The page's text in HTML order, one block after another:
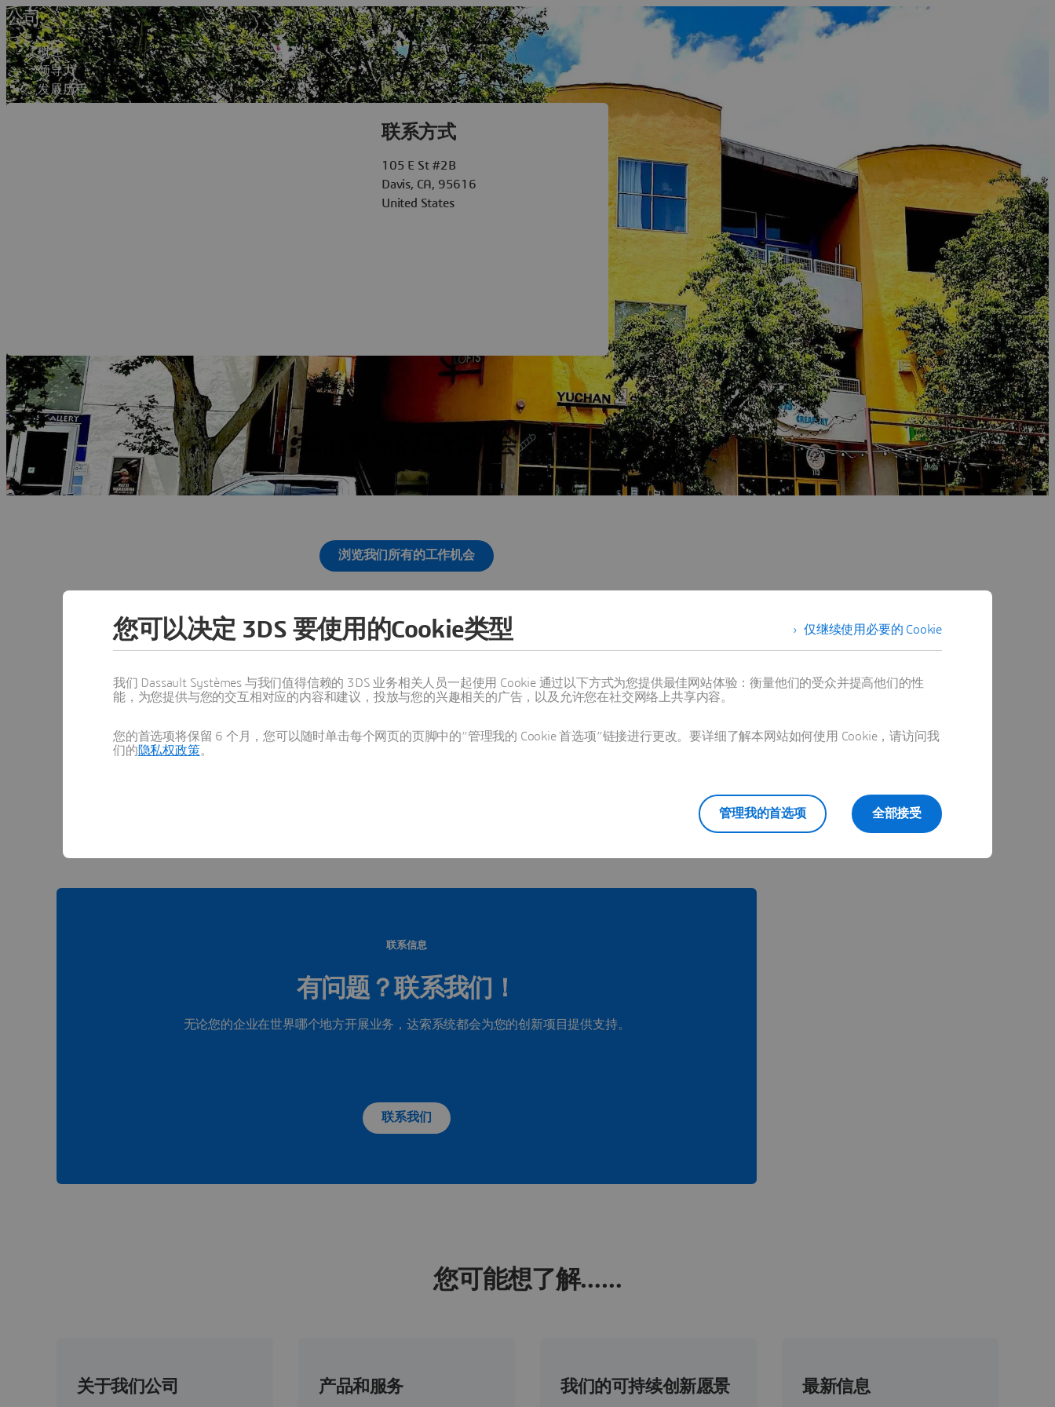
公司
概述
领导力
发展历程
Dassault Systèmes Davis
联系方式
105 E St #2B
Davis, CA, 95616
United States
我们最新的工作机会
浏览我们所有的工作机会
其他地点
联系信息
有问题？联系我们！
无论您的企业在世界哪个地方开展业务，达索系统都会为您的创新项目提供支持。
联系我们
您可能想了解……
关于我们公司 产品和服务 我们的可持续创新愿景 最新信息
仅继续使用必要的 Cookie
您可以决定 3DS 要使用的Cookie类型
我们 Dassault Systèmes 与我们值得信赖的 3DS 业务相关人员一起使用 Cookie 通过以下方式为您提供最佳网站体验：衡量他们的受众并提高他们的性
能，为您提供与您的交互相对应的内容和建议，投放与您的兴趣相关的广告，以及允许您在社交网络上共享内容。
您的首选项将保留 6 个月，您可以随时单击每个网页的页脚中的“管理我的 Cookie 首选项”链接进行更改。要详细了解本网站如何使用 Cookie，请访问我
们的隐私权政策。
全部接受
管理我的首选项